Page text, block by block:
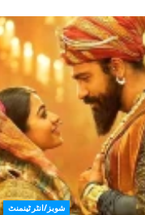
شوبز/انٹرٹینمنٹ